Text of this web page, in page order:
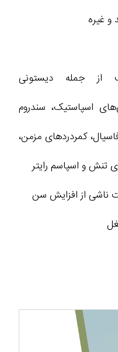
غیره
از جمله دیستونی
اسپاستیک، سندروم
کمردردهای مزمن،
تنش و اسپاسم رایتر
ناشی از افزایش سن